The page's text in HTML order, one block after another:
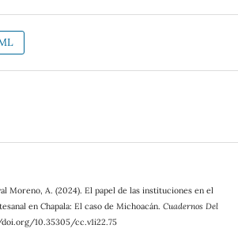
Moreno, A. (2024). El papel de las instituciones en el
en Chapala: El caso de Michoacán. Cuadernos Del
10.35305/cc.v1i22.75